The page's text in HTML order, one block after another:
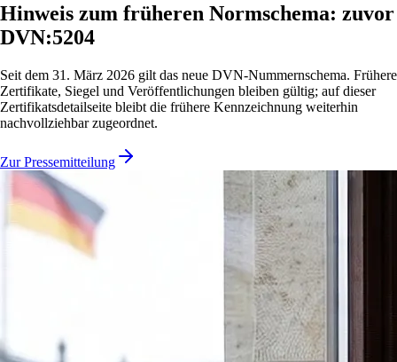
Hinweis zum früheren Normschema: zuvor
DVN:5204
Seit dem 31. März 2026 gilt das neue DVN-Nummernschema. Frühere
Zertifikate, Siegel und Veröffentlichungen bleiben gültig; auf dieser
Zertifikatsdetailseite bleibt die frühere Kennzeichnung weiterhin
nachvollziehbar zugeordnet.
Zur Pressemitteilung